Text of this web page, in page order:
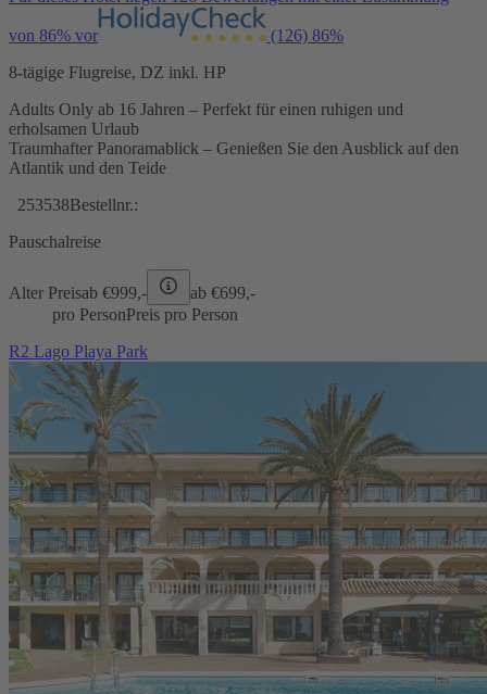
von 86% vor (126) 86%
8-tägige Flugreise, DZ inkl. HP
Adults Only ab 16 Jahren – Perfekt für einen ruhigen und
erholsamen Urlaub
Traumhafter Panoramablick – Genießen Sie den Ausblick auf den
Atlantik und den Teide
253538Bestellnr.:
Pauschalreise
Alter Preisab €999,- ab €699,-
pro PersonPreis pro Person
R2 Lago Playa Park